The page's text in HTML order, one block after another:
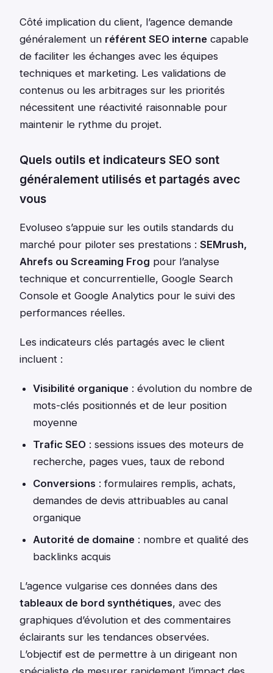
Côté implication du client, l’agence demande
généralement un référent SEO interne capable
de faciliter les échanges avec les équipes
techniques et marketing. Les validations de
contenus ou les arbitrages sur les priorités
nécessitent une réactivité raisonnable pour
maintenir le rythme du projet.
Quels outils et indicateurs SEO sont
généralement utilisés et partagés avec
vous
Evoluseo s’appuie sur les outils standards du
marché pour piloter ses prestations : SEMrush,
Ahrefs ou Screaming Frog pour l’analyse
technique et concurrentielle, Google Search
Console et Google Analytics pour le suivi des
performances réelles.
Les indicateurs clés partagés avec le client
incluent :
Visibilité organique : évolution du nombre de
mots-clés positionnés et de leur position
moyenne
Trafic SEO : sessions issues des moteurs de
recherche, pages vues, taux de rebond
Conversions : formulaires remplis, achats,
demandes de devis attribuables au canal
organique
Autorité de domaine : nombre et qualité des
backlinks acquis
L’agence vulgarise ces données dans des
tableaux de bord synthétiques, avec des
graphiques d’évolution et des commentaires
éclairants sur les tendances observées.
L’objectif est de permettre à un dirigeant non